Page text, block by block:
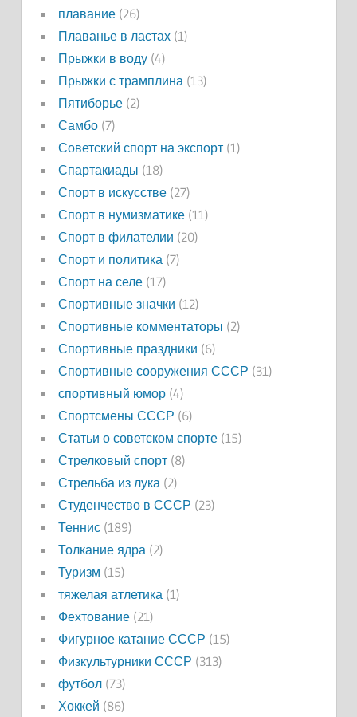
плавание(26)
Плаванье в ластах(1)
Прыжки в воду(4)
Прыжки с трамплина (13)
Пятиборье(2)
Самбо(7)
Советский спорт на экспорт(1)
Спартакиады (18)
Спорт в искусстве(27)
Спорт в нумизматике(11)
Спорт в филателии (20)
Спорт и политика (7)
Спорт на селе(17)
Спортивные значки (12)
Спортивные комментаторы (2)
Спортивные праздники (6)
Спортивные сооружения СССР (31)
спортивный юмор(4)
Спортсмены СССР (6)
Статьи о советском спорте(15)
Стрелковый спорт(8)
Стрельба из лука (2)
Студенчество в СССР (23)
Теннис(189)
Толкание ядра (2)
Туризм (15)
тяжелая атлетика (1)
Фехтование(21)
Фигурное катание СССР (15)
Физкультурники СССР (313)
футбол(73)
Хоккей (86)